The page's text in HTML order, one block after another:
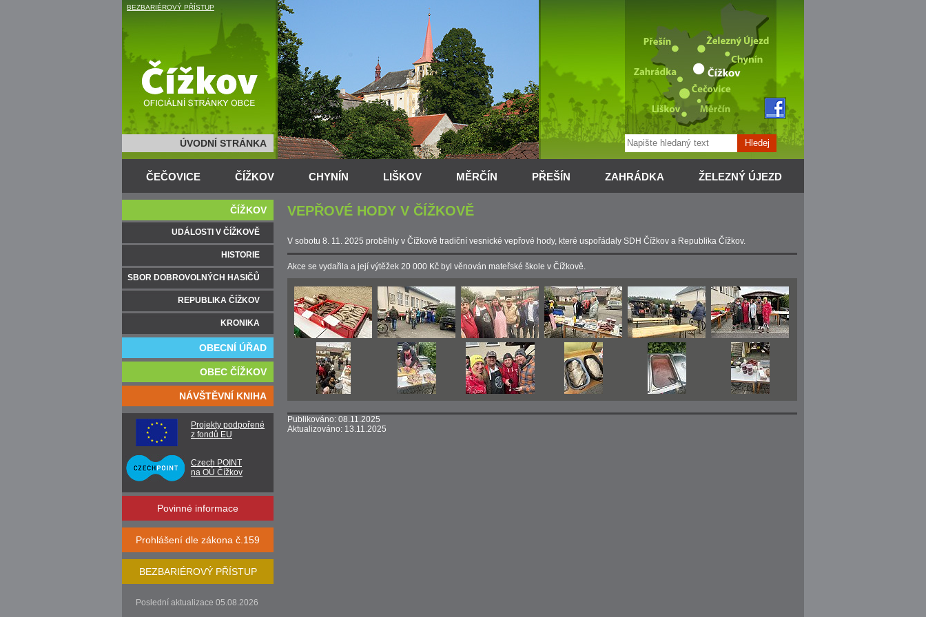
BEZBARIÉROVÝ PŘÍSTUP
Hledej
ÚVODNÍ STRÁNKA
ČEČOVICE ČÍŽKOV CHYNÍN LIŠKOV MĚRČÍN PŘEŠÍN ZAHRÁDKA ŽELEZNÝ ÚJEZD
VEPŘOVÉ HODY V ČÍŽKOVĚ
V sobotu 8. 11. 2025 proběhly v Čížkově tradiční vesnické vepřové hody, které uspořádaly SDH Čížkov a Republika Čížkov.
Akce se vydařila a její výtěžek 20 000 Kč byl věnován mateřské škole v Čížkově.
Publikováno: 08.11.2025
Aktualizováno: 13.11.2025
ČÍŽKOV
UDÁLOSTI V ČÍŽKOVĚ
HISTORIE
SBOR DOBROVOLNÝCH HASIČŮ
REPUBLIKA ČÍŽKOV
KRONIKA
OBECNÍ ÚŘAD
OBEC ČÍŽKOV
NÁVŠTĚVNÍ KNIHA
Projekty podpořené
z fondů EU
Czech POINT
na OÚ Čížkov
Povinné informace
Prohlášení dle zákona č.159
BEZBARIÉROVÝ PŘÍSTUP
Poslední aktualizace 05.08.2026